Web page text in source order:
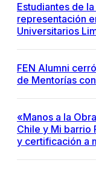
Estudiantes de
representación
Universitarios
FEN Alumni
de Mentorías
«Manos a la
Chile y Mi barrio
y certificación a